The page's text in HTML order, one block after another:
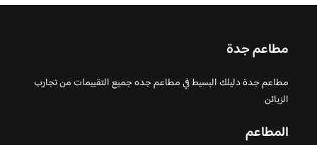
مطاعم جدة
مطاعم جدة دليلك البسيط في مطاعم جده جميع التقييمات من تجارب
الزبائن
المطاعم